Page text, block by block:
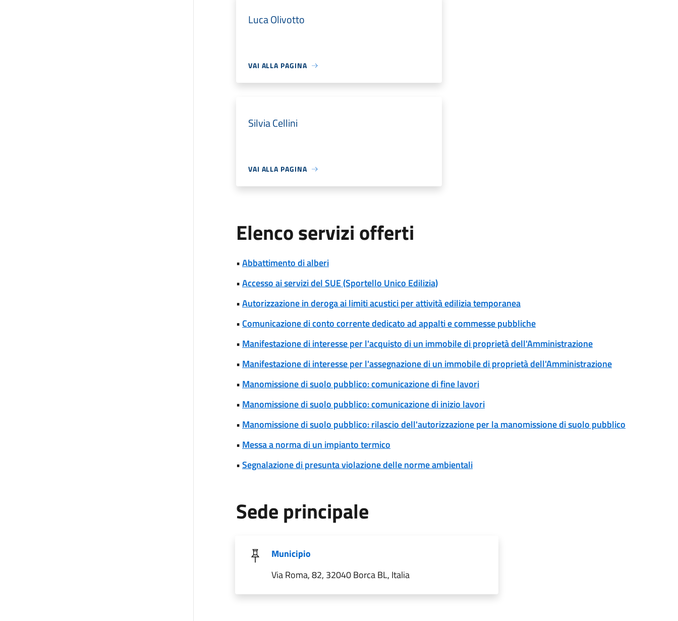
Luca Olivotto
VAI ALLA PAGINA
Silvia Cellini
VAI ALLA PAGINA
Elenco servizi offerti
•Abbattimento di alberi
•Accesso ai servizi del SUE (Sportello Unico Edilizia)
•Autorizzazione in deroga ai limiti acustici per attività edilizia temporanea
• Comunicazione di conto corrente dedicato ad appalti e commesse pubbliche
• Manifestazione di interesse per l'acquisto di un immobile di proprietà dell'Amministrazione
• Manifestazione di interesse per l'assegnazione di un immobile di proprietà dell'Amministrazione
• Manomissione di suolo pubblico: comunicazione di fine lavori
• Manomissione di suolo pubblico: comunicazione di inizio lavori
• Manomissione di suolo pubblico: rilascio dell'autorizzazione per la manomissione di suolo pubblico
• Messa a norma di un impianto termico
•Segnalazione di presunta violazione delle norme ambientali
Sede principale
Municipio
Via Roma, 82, 32040 Borca BL, Italia